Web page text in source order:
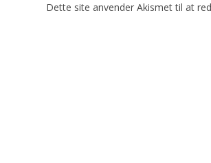
Dette site anvender Akismet til at